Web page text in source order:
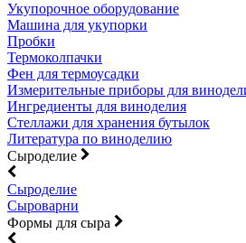
Укупорочное оборудование
Машина для укупорки
Пробки
Термоколпачки
Фен для термоусадки
Измерительные приборы для
Ингредиенты для виноделия
Стеллажи для хранения бутылок
Литература по виноделию
Сыроделие
Сыроделие
Сыроварни
Формы для сыра